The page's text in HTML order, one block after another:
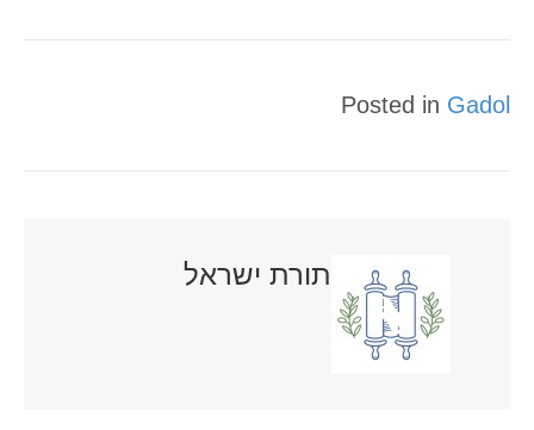
Posted in Gadol
תורת ישראל